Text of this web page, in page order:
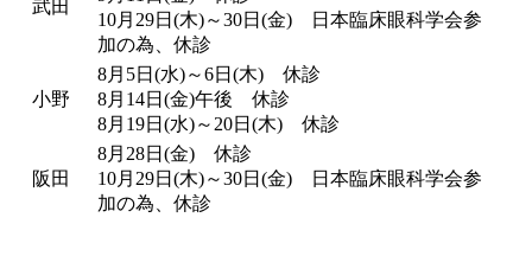
武田
10月29日(木)～30日(金) 日本臨床眼科学会参
加の為、休診
小野
8月5日(水)～6日(木) 休診
8月14日(金)午後 休診
8月19日(水)～20日(木) 休診
阪田
8月28日(金) 休診
10月29日(木)～30日(金) 日本臨床眼科学会参
加の為、休診